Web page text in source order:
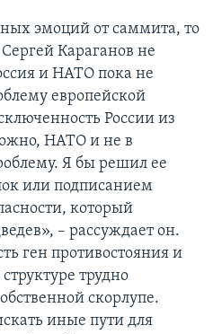
эмоций от саммита, то
Караганов не
и НАТО пока не
европейской
России из
НАТО и не в
Я бы решил ее
или подписанием
который
– рассуждает он.
ген противостояния и
трудно
скорлупе.
иные пути для